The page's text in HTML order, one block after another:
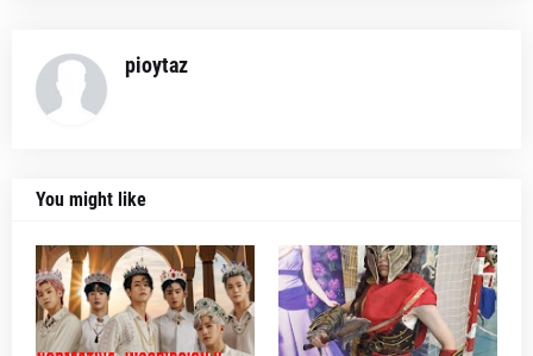
pioytaz
You might like